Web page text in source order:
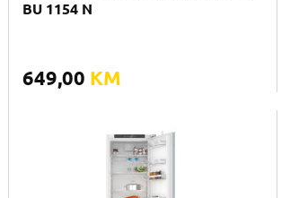
BU 1154 N
649,00 KM